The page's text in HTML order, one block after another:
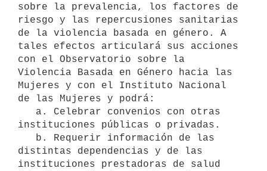
sobre la prevalencia, los factores de
riesgo y las repercusiones sanitarias
de la violencia basada en género. A
tales efectos articulará sus acciones
con el Observatorio sobre la
Violencia Basada en Género hacia las
Mujeres y con el Instituto Nacional
de las Mujeres y podrá:
instituciones públicas o privadas.
distintas dependencias y de las
instituciones prestadoras de salud